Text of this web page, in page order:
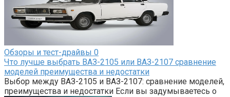
Обзоры и тест-драйвы 0
Что лучше выбрать ВАЗ-2105 или ВАЗ-2107 сравнение
моделей преимущества и недостатки
Выбор между ВАЗ-2105 и ВАЗ-2107: сравнение моделей,
преимущества и недостатки Если вы задумываетесь о